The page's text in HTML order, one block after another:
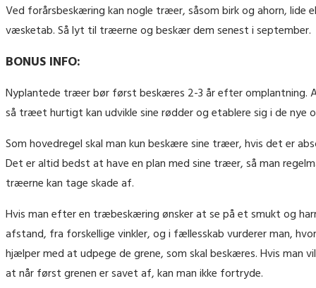
Ved forårsbeskæring kan nogle træer, såsom birk og ahorn,
væsketab. Så lyt til træerne og beskær dem senest i september.
BONUS INFO:
Nyplantede træer bør først beskæres 2-3 år efter omplantning.
så træet hurtigt kan udvikle sine rødder og etablere sig i de nye
Som hovedregel skal man kun beskære sine træer, hvis det er
Det er altid bedst at have en plan med sine træer, så man
træerne kan tage skade af.
Hvis man efter en træbeskæring ønsker at se på et smukt og
afstand, fra forskellige vinkler, og i fællesskab vurderer man,
hjælper med at udpege de grene, som skal beskæres. Hvis man
at når først grenen er savet af, kan man ikke fortryde.